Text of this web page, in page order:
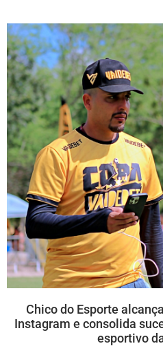
Chico do Esporte
Instagram e consolida
esportivo